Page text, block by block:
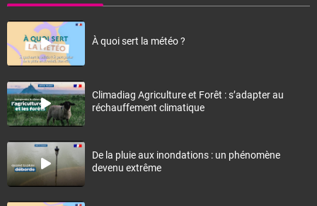
À quoi sert la météo ?
Climadiag Agriculture et Forêt : s’adapter au
réchauffement climatique
De la pluie aux inondations : un phénomène
devenu extrême